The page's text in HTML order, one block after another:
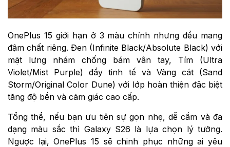
OnePlus 15 giới hạn ở 3 màu chính nhưng đều mang
đậm chất riêng. Đen (Infinite Black/Absolute Black) với
mặt lưng nhám chống bám vân tay, Tím (Ultra
Violet/Mist Purple) đầy tinh tế và Vàng cát (Sand
Storm/Original Color Dune) với lớp hoàn thiện đặc biệt
tăng độ bền và cảm giác cao cấp.
Tổng thể, nếu bạn ưu tiên sự gọn nhẹ, dễ cầm và đa
dạng màu sắc thì Galaxy S26 là lựa chọn lý tưởng.
Ngược lại, OnePlus 15 sẽ chinh phục những ai yêu